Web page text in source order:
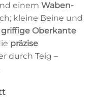
einem Waben-
kleine Beine und
griffige Oberkante
präzise
durch Teig –